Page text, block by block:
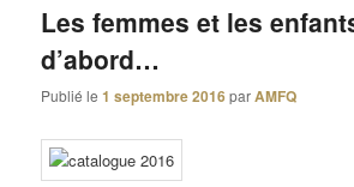
Les femmes et les
d’abord…
Publié le1 septembre 2016parAMFQ